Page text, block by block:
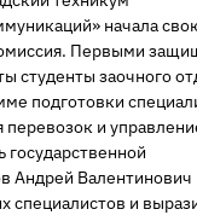
начала
Первыми
студенты заочного
подготовки
перевозок и
Андрей
специалистов и